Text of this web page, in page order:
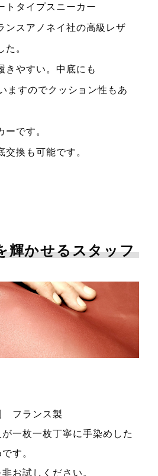
トタイプスニーカー
ンスアノネイ社の高級レザ
。
きやすい。中底にも
ますのでクッション性もあ
です。
換も可能です。
輝かせるスタッフ
フランス製
一枚一枚丁寧に手染めした
す。
お試しください。